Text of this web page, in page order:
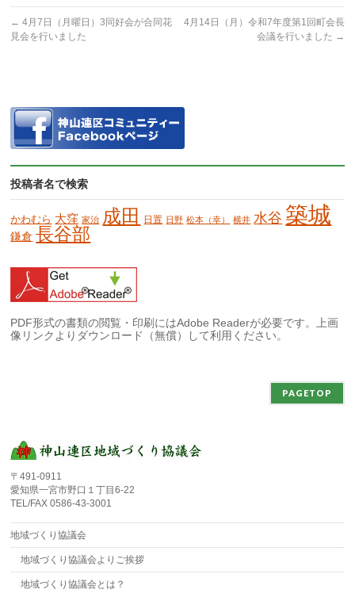
← 4月7日（月曜日）3同好会が合同花
見会を行いました
4月14日（月）令和7年度第1回町会長
会議を行いました →
投稿者名で検索
かわむら 大窪 家治 成田 日置 日野 松本（幸） 横井 水谷 築城
鎌倉 長谷部
PDF形式の書類の閲覧・印刷にはAdobe Readerが必要です。上画
像リンクよりダウンロード（無償）して利用ください。
PAGETOP
〒491-0911
愛知県一宮市野口１丁目6-22
TEL/FAX 0586-43-3001
地域づくり協議会
地域づくり協議会よりご挨拶
地域づくり協議会とは？